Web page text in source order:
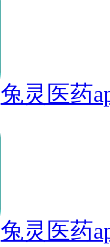
兔灵医药
兔灵医药